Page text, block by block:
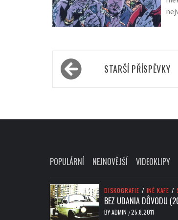
Navigace
pro STARŠÍ PŘÍSPĚVKY
POPULÁRNÍ NEJNOVĚJŠÍ VIDEOKLIPY
DISKOGRAFIE / INÉ KAFE /
BEZ UDANIA DÔVODU
BYADMIN /25.8.2011